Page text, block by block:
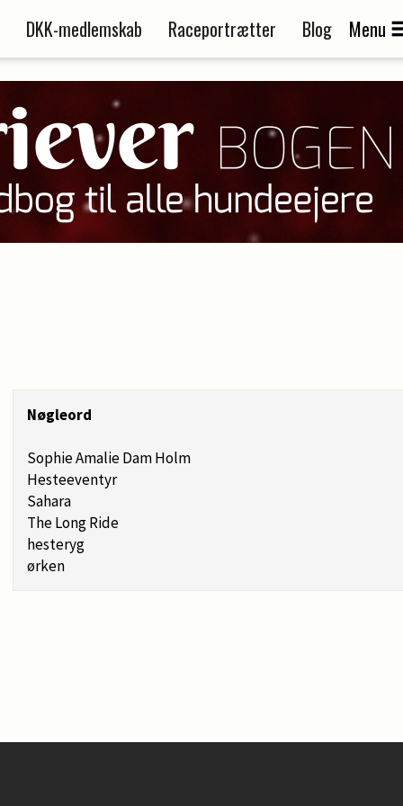
DKK-medlemskab Raceportrætter Blog Menu
Nøgleord
Sophie Amalie Dam Holm
Hesteeventyr
Sahara
The Long Ride
hesteryg
ørken